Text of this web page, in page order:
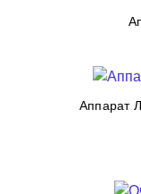
Аппарат